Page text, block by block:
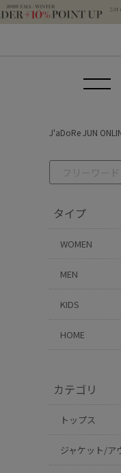
J'aDoRe JUN
タイプ
WOMEN
MEN
KIDS
HOME
カテゴリ
トップス
ジャケット/ア